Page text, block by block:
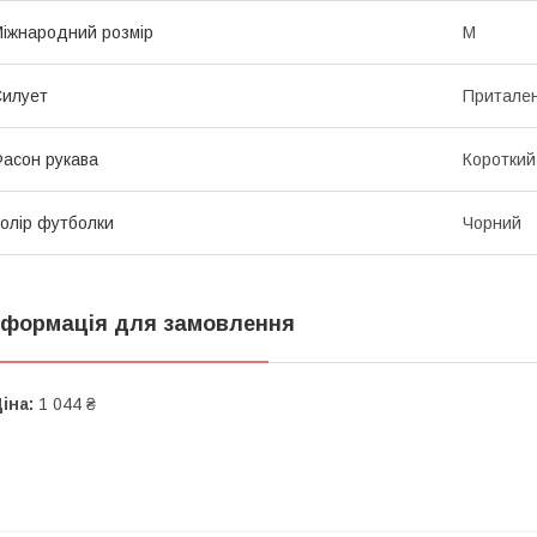
розмір M
рукава Короткий
футболки Чорний
для замовлення
1 044 ₴